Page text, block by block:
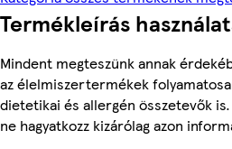
Termékleírás
Mindent megteszünk annak
az élelmiszertermékek
dietetikai és allergén összetevők
ne hagyatkozz kizárólag azon